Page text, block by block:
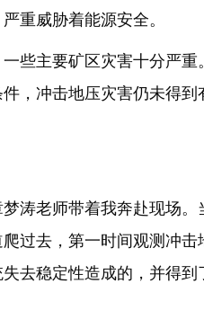
重威胁着能源安全。
些主要矿区灾害十分严重
，冲击地压灾害仍未得到
涛老师带着我奔赴现场。
过去，第一时间观测冲击
去稳定性造成的，并得到